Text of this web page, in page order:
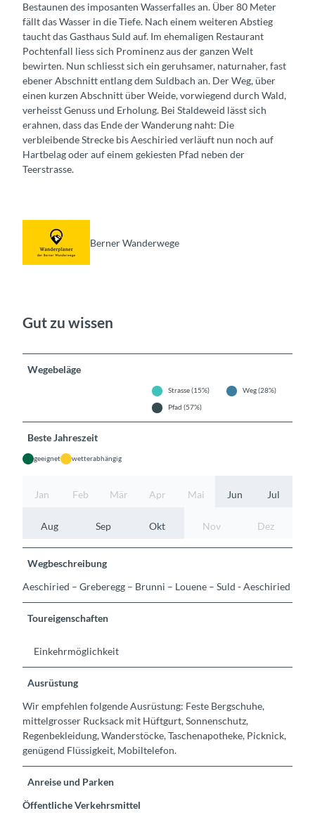
Bestaunen des imposanten Wasserfalles an. Über 80 Meter
fällt das Wasser in die Tiefe. Nach einem weiteren Abstieg
taucht das Gasthaus Suld auf. Im ehemaligen Restaurant
Pochtenfall liess sich Prominenz aus der ganzen Welt
bewirten. Nun schliesst sich ein geruhsamer, naturnaher, fast
ebener Abschnitt entlang dem Suldbach an. Der Weg, über
einen kurzen Abschnitt über Weide, vorwiegend durch Wald,
verheisst Genuss und Erholung. Bei Staldeweid lässt sich
erahnen, dass das Ende der Wanderung naht: Die
verbleibende Strecke bis Aeschiried verläuft nun noch auf
Hartbelag oder auf einem gekiesten Pfad neben der
Teerstrasse.
Berner Wanderwege
Gut zu wissen
Wegebeläge
Strasse (15%)
Weg (28%)
Pfad (57%)
Beste Jahreszeit
geeignet wetterabhängig
Jan Feb Mär Apr Mai Jun Jul
Aug Sep Okt Nov Dez
Wegbeschreibung
Aeschiried – Greberegg – Brunni – Louene – Suld - Aeschiried
Toureigenschaften
Einkehrmöglichkeit
Ausrüstung
Wir empfehlen folgende Ausrüstung: Feste Bergschuhe,
mittelgrosser Rucksack mit Hüftgurt, Sonnenschutz,
Regenbekleidung, Wanderstöcke, Taschenapotheke, Picknick,
genügend Flüssigkeit, Mobiltelefon.
Anreise und Parken
Öffentliche Verkehrsmittel